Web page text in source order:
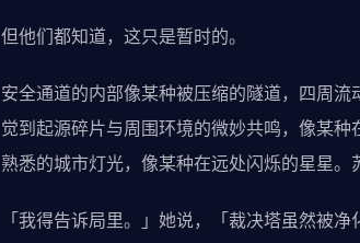
但他们都知道，这只是暂时的。
安全通道的内部像某种被压缩的隧道，四周
觉到起源碎片与周围环境的微妙共鸣，像某
熟悉的城市灯光，像某种在远处闪烁的星星。
「我得告诉局里。」她说，「裁决塔虽然被